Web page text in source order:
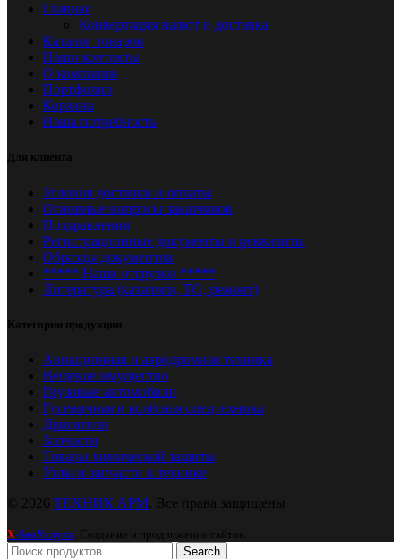
Главная
Конвертация валют и доставка
Каталог товаров
Наши контакты
О компании
Портфолио
Корзина
Наша потребность
Для клиента
Условия доставки и оплаты
Основные вопросы заказчиков
Поздравления
Регистрационные документы и реквизиты
Образцы документов
***** Наши отгрузки *****
Литература (каталоги, ТО, ремонт)
Категории продукции
Авиационная и аэродромная техника
Вещевое имущество
Грузовые автомобили
Гусеничная и колёсная спецтехника
Двигатели
Запчасти
Товары химической защиты
Узлы и запчасти к технике
© 2026 ТЕХНИК АРМ . Все права защищены
X-SeoУслуга . Создание и продвижение сайтов.
Search